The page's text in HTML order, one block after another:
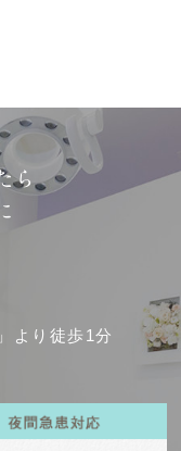
ら
より徒歩1分